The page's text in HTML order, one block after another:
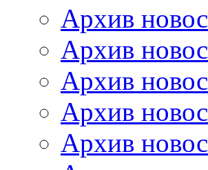
Архив
Архив
Архив
Архив
Архив